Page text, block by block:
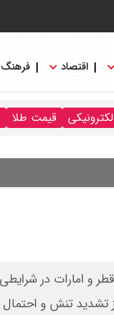
اقتصاد
قیمت طلا
و امارات در
از تشدید تنش و